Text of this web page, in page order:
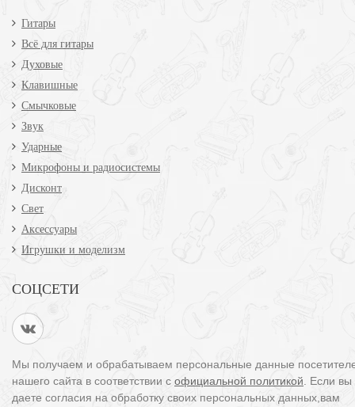
Гитары
Всё для гитары
Духовые
Клавишные
Смычковые
Звук
Ударные
Микрофоны и радиосистемы
Дисконт
Свет
Аксессуары
Игрушки и моделизм
СОЦСЕТИ
Мы получаем и обрабатываем персональные данные
нашего сайта в соответствии с официальной политикой . Если
даете согласия на обработку своих персональных данных,вам